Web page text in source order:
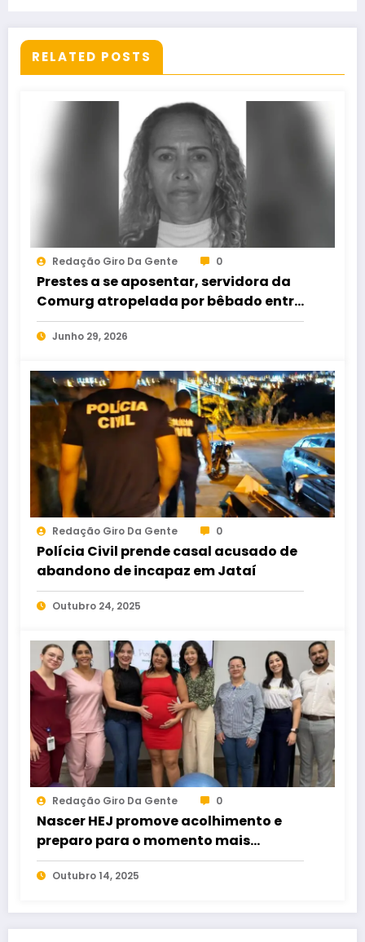
RELATED POSTS
Redação Giro Da Gente 0
Prestes a se aposentar, servidora da
Comurg atropelada por bêbado entra
em protocolo de morte encefálica
Junho 29, 2026
Redação Giro Da Gente 0
Polícia Civil prende casal acusado de
abandono de incapaz em Jataí
Outubro 24, 2025
Redação Giro Da Gente 0
Nascer HEJ promove acolhimento e
preparo para o momento mais
esperado da maternidade
Outubro 14, 2025